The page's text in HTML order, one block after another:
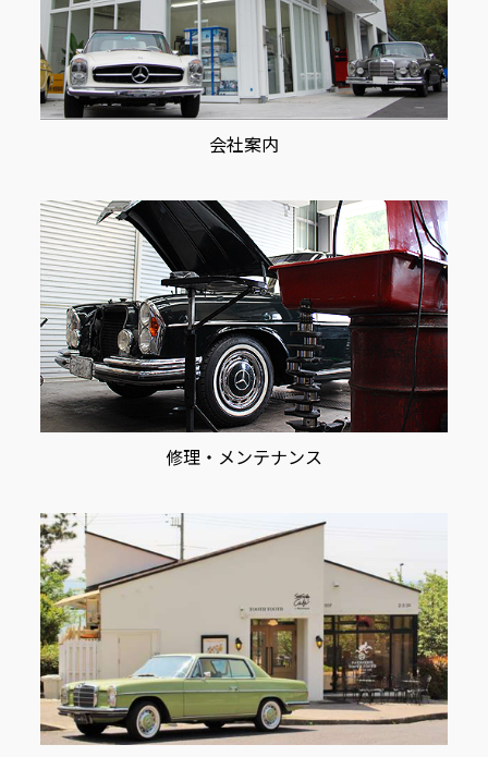
会社案内
修理・メンテナンス